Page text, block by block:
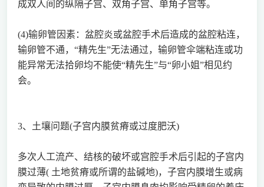
成双人间的纵隔子宫、双角子宫、单角子宫等。
(4)输卵管因素：盆腔炎或盆腔手术后造成的盆腔粘连，
输卵管不通，“精先生”无法通过，输卵管伞端粘连或功
能异常无法拾卵均不能使“精先生”与“卵小姐”相见约
会。
3、土壤问题(子宫内膜贫瘠或过度肥沃)
多次人工流产、结核的破坏或宫腔手术后引起的子宫内
膜过薄( 土地贫瘠或所谓的盐碱地)，子宫内膜增生或病